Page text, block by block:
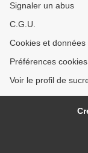
Signaler un abus
C.G.U.
Cookies et
Préférences cookies
Voir le profil de